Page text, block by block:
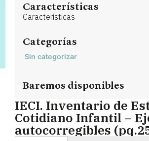
Características
Características
Categorías
Sin categorizar
Baremos disponibles
IECI. Inventario de
Cotidiano Infantil –
autocorregibles